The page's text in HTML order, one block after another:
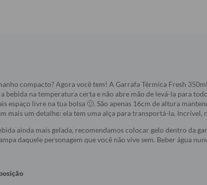
compacto? Agora você tem! A Garrafa Térmica Fresh
bebida na temperatura certa e não abre mão de levá-la para
espaço livre na tua bolsa 🙂. São apenas 16cm de altura
mais um detalhe: ela tem uma alça para transportá-la. Incrível,
ainda mais gelada, recomendamos colocar gelo dentro da
daquele personagem que você não vive sem. Beber água